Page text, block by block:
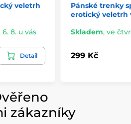
veletrh
8. u vás
Detail
Pánské trenky
erotický veletrh
Skladem, ve
299 Kč
zákazníky